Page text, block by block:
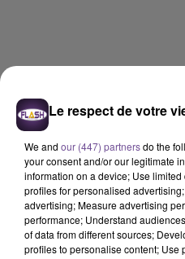
Le respect de votre
We and our (447) partnersdo the
your consent and/or our legitimate
information on a device; Use
profiles for personalised
advertising; Measure advertising
performance; Understand
of data from different sources;
profiles to personalise content; Use